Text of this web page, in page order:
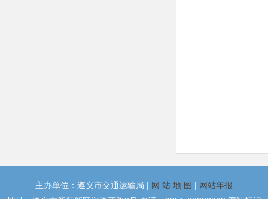
主办单位：遵义市交通运输局 | 网 站 地 图 | 网站年报